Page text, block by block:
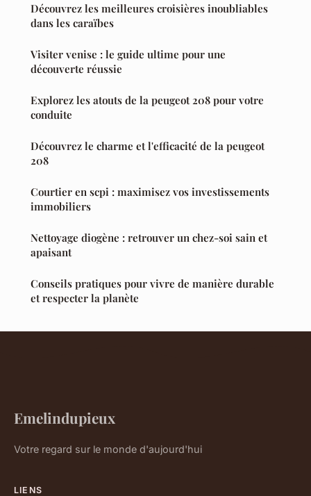
Découvrez les meilleures croisières inoubliables
dans les caraïbes
Visiter venise : le guide ultime pour une
découverte réussie
Explorez les atouts de la peugeot 208 pour votre
conduite
Découvrez le charme et l'efficacité de la peugeot
208
Courtier en scpi : maximisez vos investissements
immobiliers
Nettoyage diogène : retrouver un chez-soi sain et
apaisant
Conseils pratiques pour vivre de manière durable
et respecter la planète
Emelindupieux
Votre regard sur le monde d'aujourd'hui
LIENS